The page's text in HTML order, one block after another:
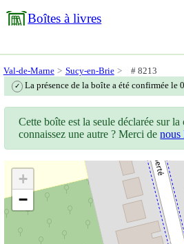
Boîtes à livres
Val-de-Marne Sucy-en-Brie # 8213
✓ La présence de la boîte a été confirmée le
Cette boîte est la seule déclarée sur
connaissez une autre ? Merci denous
+
−